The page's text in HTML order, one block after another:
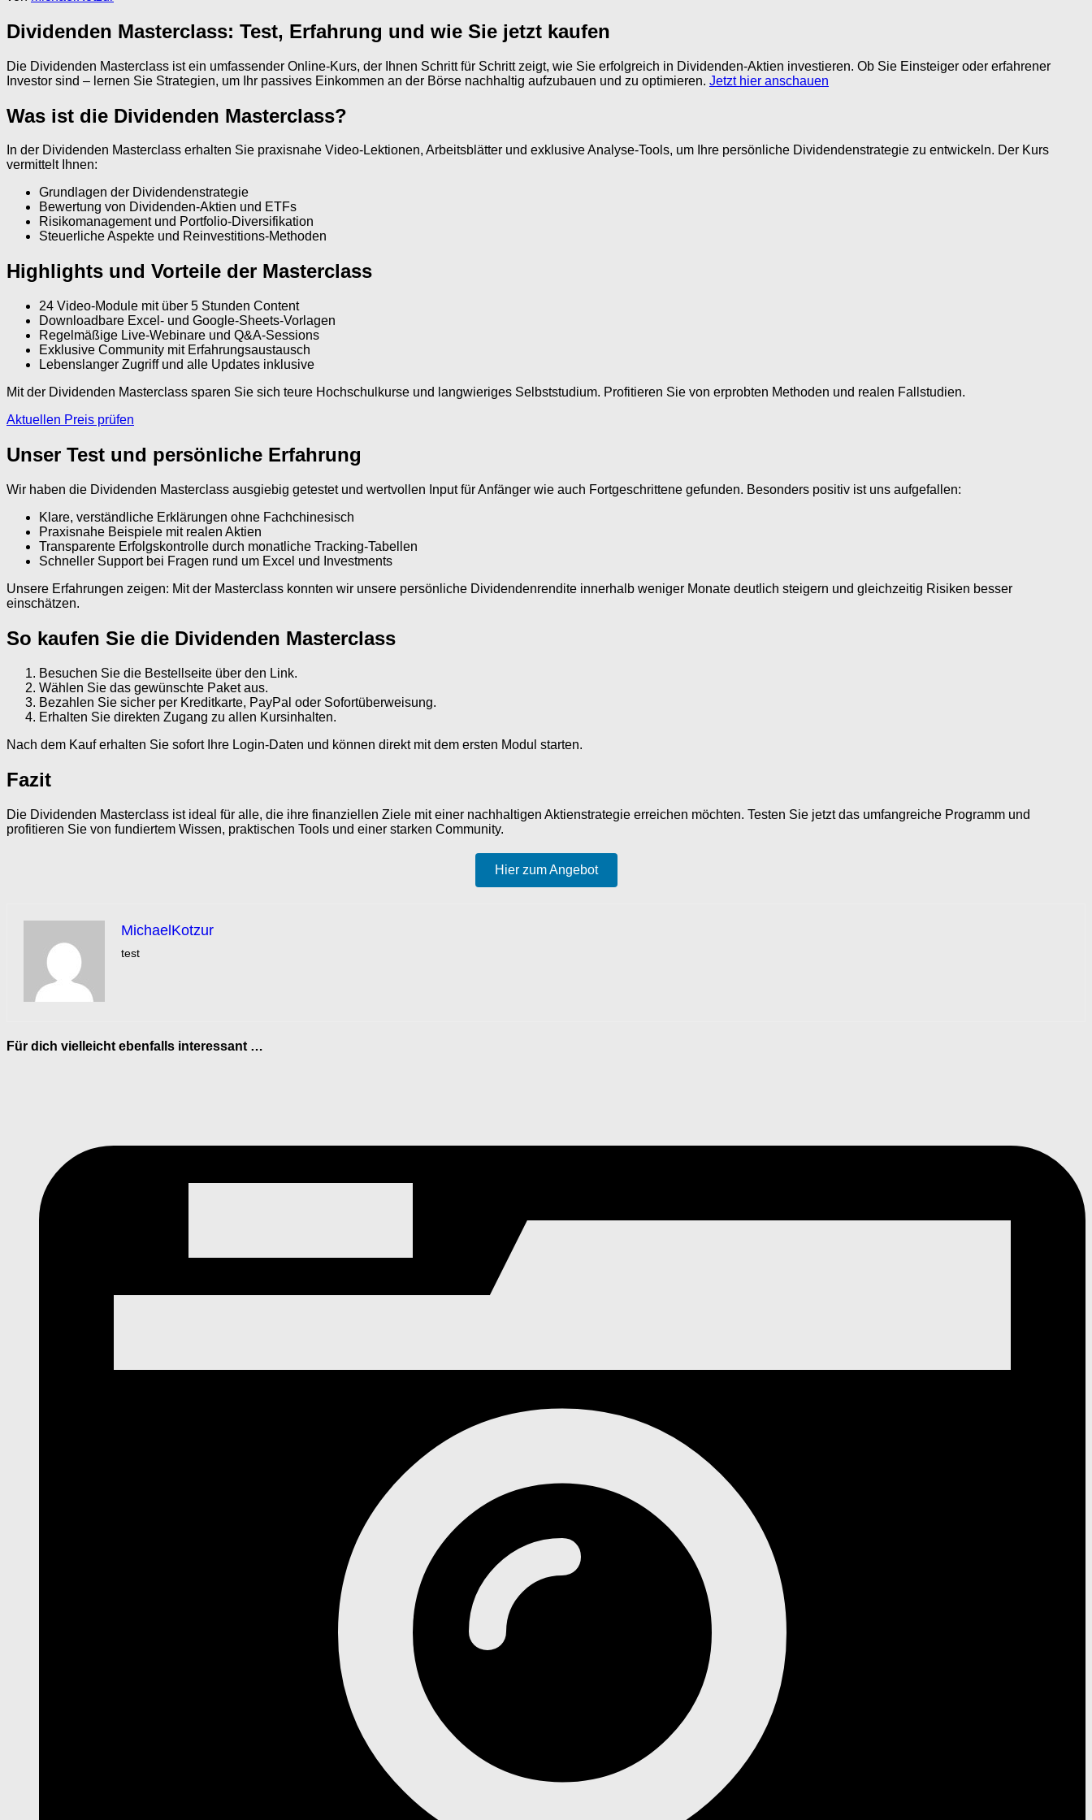
Dividenden Masterclass: Test, Erfahrung und wie Sie jetzt kaufen
Die Dividenden Masterclass ist ein umfassender Online-Kurs, der Ihnen Schritt für Schritt zeigt, wie Sie erfolgreich in Dividenden-Aktien investieren. Ob Sie Einsteiger oder erfahrener
Investor sind – lernen Sie Strategien, um Ihr passives Einkommen an der Börse nachhaltig aufzubauen und zu optimieren. Jetzt hier anschauen
Was ist die Dividenden Masterclass?
In der Dividenden Masterclass erhalten Sie praxisnahe Video-Lektionen, Arbeitsblätter und exklusive Analyse-Tools, um Ihre persönliche Dividendenstrategie zu entwickeln. Der Kurs
vermittelt Ihnen:
Grundlagen der Dividendenstrategie
Bewertung von Dividenden-Aktien und ETFs
Risikomanagement und Portfolio-Diversifikation
Steuerliche Aspekte und Reinvestitions-Methoden
Highlights und Vorteile der Masterclass
24 Video-Module mit über 5 Stunden Content
Downloadbare Excel- und Google-Sheets-Vorlagen
Regelmäßige Live-Webinare und Q&A-Sessions
Exklusive Community mit Erfahrungsaustausch
Lebenslanger Zugriff und alle Updates inklusive
Mit der Dividenden Masterclass sparen Sie sich teure Hochschulkurse und langwieriges Selbststudium. Profitieren Sie von erprobten Methoden und realen Fallstudien.
Aktuellen Preis prüfen
Unser Test und persönliche Erfahrung
Wir haben die Dividenden Masterclass ausgiebig getestet und wertvollen Input für Anfänger wie auch Fortgeschrittene gefunden. Besonders positiv ist uns aufgefallen:
Klare, verständliche Erklärungen ohne Fachchinesisch
Praxisnahe Beispiele mit realen Aktien
Transparente Erfolgskontrolle durch monatliche Tracking-Tabellen
Schneller Support bei Fragen rund um Excel und Investments
Unsere Erfahrungen zeigen: Mit der Masterclass konnten wir unsere persönliche Dividendenrendite innerhalb weniger Monate deutlich steigern und gleichzeitig Risiken besser
einschätzen.
So kaufen Sie die Dividenden Masterclass
Besuchen Sie die Bestellseite über den Link.
Wählen Sie das gewünschte Paket aus.
Bezahlen Sie sicher per Kreditkarte, PayPal oder Sofortüberweisung.
Erhalten Sie direkten Zugang zu allen Kursinhalten.
Nach dem Kauf erhalten Sie sofort Ihre Login-Daten und können direkt mit dem ersten Modul starten.
Fazit
Die Dividenden Masterclass ist ideal für alle, die ihre finanziellen Ziele mit einer nachhaltigen Aktienstrategie erreichen möchten. Testen Sie jetzt das umfangreiche Programm und
profitieren Sie von fundiertem Wissen, praktischen Tools und einer starken Community.
Hier zum Angebot
MichaelKotzur
test
Für dich vielleicht ebenfalls interessant …